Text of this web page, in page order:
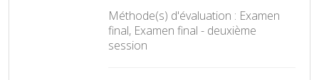
Méthode(s) d'évaluation : Examen
final, Examen final - deuxième
session